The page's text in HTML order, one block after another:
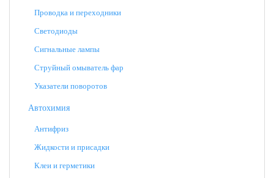
Проводка и переходники
Светодиоды
Сигнальные лампы
Струйный омыватель фар
Указатели поворотов
Автохимия
Антифриз
Жидкости и присадки
Клеи и герметики